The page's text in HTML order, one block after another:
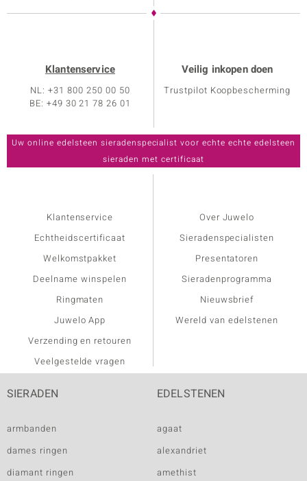
Klantenservice
NL: +31 800 250 00 50
BE: +49 30 21 78 26 01
Veilig inkopen doen
Trustpilot Koopbescherming
Klantenservice
Echtheidscertificaat
Welkomstpakket
Deelname winspelen
Ringmaten
Juwelo App
Verzending en retouren
Veelgestelde vragen
Over Juwelo
Sieradenspecialisten
Presentatoren
Sieradenprogramma
Nieuwsbrief
Wereld van edelstenen
SIERADEN
armbanden
dames ringen
diamant ringen
EDELSTENEN
agaat
alexandriet
amethist